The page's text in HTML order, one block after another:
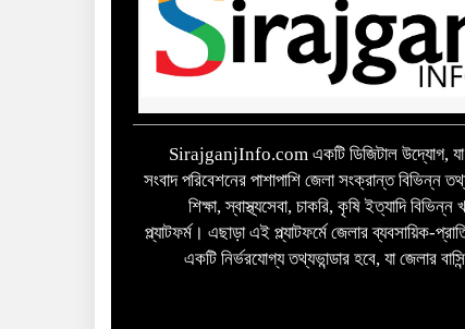
SirajganjInfo.com একটি ডিজিটাল উদ্যোগ, যা
সংবাদ পরিবেশনের পাশাপাশি জেলা সংক্রান্ত বিভিন্ন
শিক্ষা, স্বাস্থ্যসেবা, চাকরি, কৃষি ইত্যাদি
প্ল্যাটফর্ম। এছাড়া এই প্ল্যাটফর্মে জেলার ব্যবসায়িক-
একটি নির্ভরযোগ্য তথ্যভান্ডার হবে, যা জেলার